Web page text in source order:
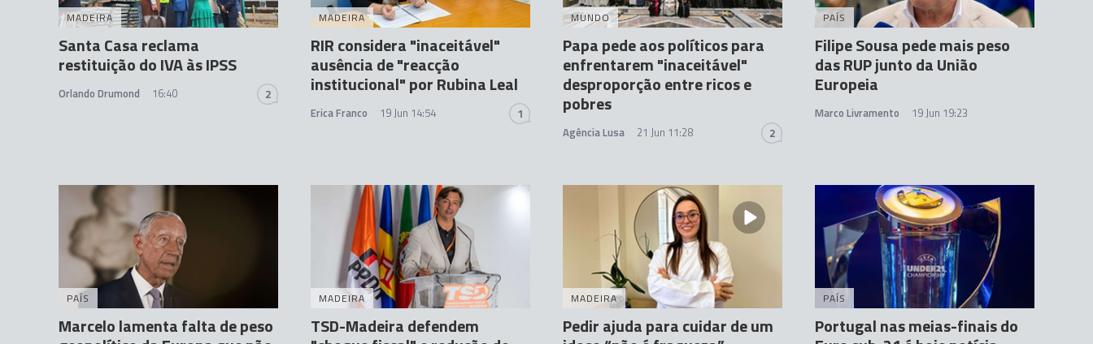
MADEIRA
Santa Casa reclama
restituição do IVA às IPSS
Orlando Drumond 16:40 2
MADEIRA
RIR considera "inaceitável"
ausência de "reacção
institucional" por Rubina Leal
Erica Franco 19 Jun 14:54 1
MUNDO
Papa pede aos políticos para
enfrentarem "inaceitável"
desproporção entre ricos e
pobres
Agência Lusa 21 Jun 11:28 2
PAÍS
Filipe Sousa pede mais peso
das RUP junto da União
Europeia
Marco Livramento 19 Jun 19:23
PAÍS
Marcelo lamenta falta de peso
MADEIRA
TSD-Madeira defendem
MADEIRA
Pedir ajuda para cuidar de um
PAÍS
Portugal nas meias-finais do